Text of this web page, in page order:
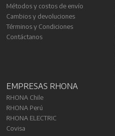
Métodos y costos de envío
Cambios y devoluciones
Términos y Condiciones
Contáctanos
EMPRESAS RHONA
RHONA Chile
RHONA Perú
RHONA ELECTRIC
Covisa